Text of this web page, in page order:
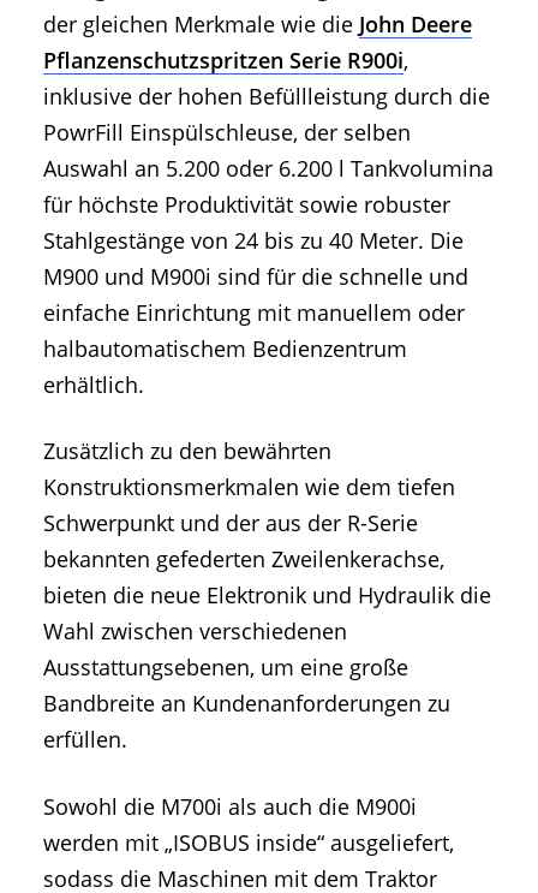
der gleichen Merkmale wie die John Deere
Pflanzenschutzspritzen Serie R900i,
inklusive der hohen Befüllleistung durch die
PowrFill Einspülschleuse, der selben
Auswahl an 5.200 oder 6.200 l Tankvolumina
für höchste Produktivität sowie robuster
Stahlgestänge von 24 bis zu 40 Meter. Die
M900 und M900i sind für die schnelle und
einfache Einrichtung mit manuellem oder
halbautomatischem Bedienzentrum
erhältlich.
Zusätzlich zu den bewährten
Konstruktionsmerkmalen wie dem tiefen
Schwerpunkt und der aus der R-Serie
bekannten gefederten Zweilenkerachse,
bieten die neue Elektronik und Hydraulik die
Wahl zwischen verschiedenen
Ausstattungsebenen, um eine große
Bandbreite an Kundenanforderungen zu
erfüllen.
Sowohl die M700i als auch die M900i
werden mit „ISOBUS inside“ ausgeliefert,
sodass die Maschinen mit dem Traktor